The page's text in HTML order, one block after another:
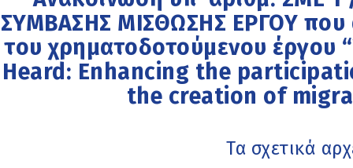
ΣΥΜΒΑΣΗΣ ΜΙΣΘΩΣΗΣ ΕΡΓΟΥ που
του χρηματοδοτούμενου έργου
Heard: Enhancing the
the creation of
Τα σχετικά